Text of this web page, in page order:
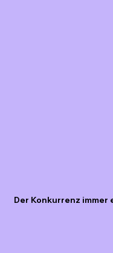
Der Konkurrenz immer